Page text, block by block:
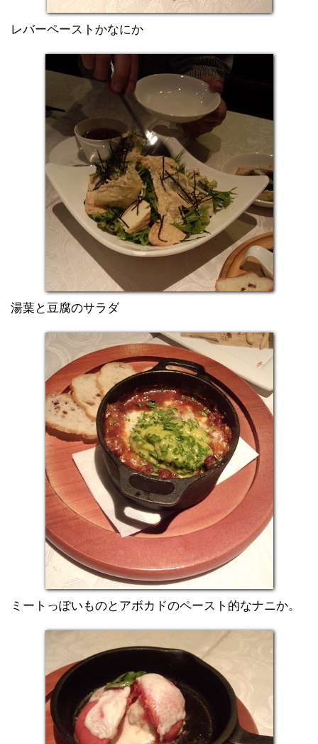
レバーペーストかなにか
湯葉と豆腐のサラダ
ミートっぽいものとアボカドのペースト的なナニか。